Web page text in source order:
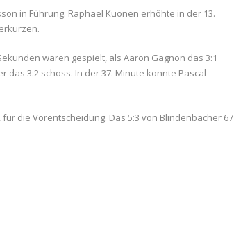
in Führung. Raphael Kuonen erhöhte in der 13.
waren gespielt, als Aaron Gagnon das 3:1
3:2 schoss. In der 37. Minute konnte Pascal
die Vorentscheidung. Das 5:3 von Blindenbacher 67